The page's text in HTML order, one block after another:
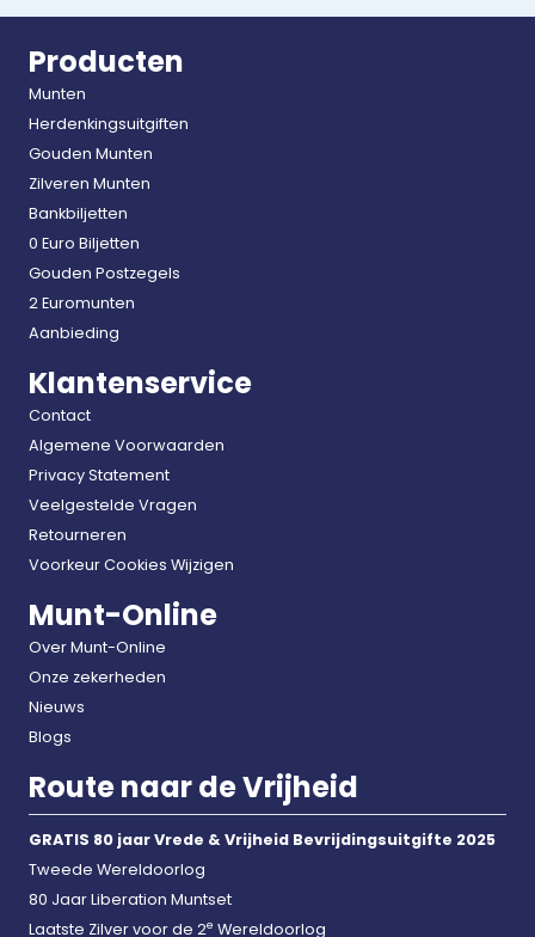
Producten
Munten
Herdenkingsuitgiften
Gouden Munten
Zilveren Munten
Bankbiljetten
0 Euro Biljetten
Gouden Postzegels
2 Euromunten
Aanbieding
Klantenservice
Contact
Algemene Voorwaarden
Privacy Statement
Veelgestelde Vragen
Retourneren
Voorkeur Cookies Wijzigen
Munt-Online
Over Munt-Online
Onze zekerheden
Nieuws
Blogs
Route naar de Vrijheid
GRATIS 80 jaar Vrede & Vrijheid Bevrijdingsuitgifte 2025
Tweede Wereldoorlog
80 Jaar Liberation Muntset
Laatste Zilver voor de 2e Wereldoorlog